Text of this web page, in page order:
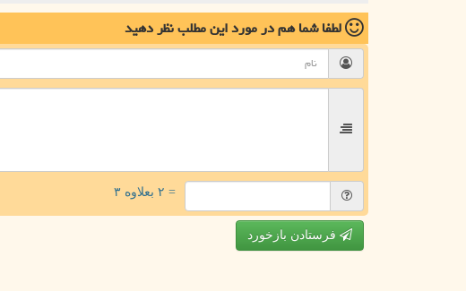
لطفا شما همدر مورد این مطلبنظر دهید
= ۲ بعلاوه ۳
فرستادن بازخورد